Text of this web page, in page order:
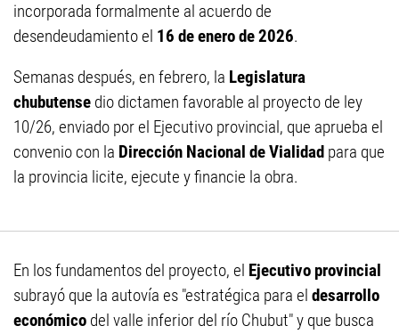
incorporada formalmente al acuerdo de
desendeudamiento el 16 de enero de 2026.
Semanas después, en febrero, la Legislatura
chubutense dio dictamen favorable al proyecto de ley
10/26, enviado por el Ejecutivo provincial, que aprueba el
convenio con la Dirección Nacional de Vialidad para que
la provincia licite, ejecute y financie la obra.
En los fundamentos del proyecto, el Ejecutivo provincial
subrayó que la autovía es "estratégica para el desarrollo
económico del valle inferior del río Chubut" y que busca